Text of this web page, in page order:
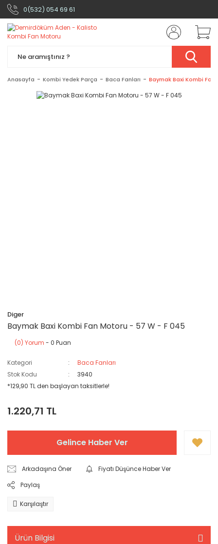
0(532) 054 69 61
Anasayfa Kombi Yedek Parça Baca Fanları Baymak Baxi Kombi
Diger
Baymak Baxi Kombi Fan Motoru - 57 W - F 045
(0) Yorum - 0 Puan
Kategori
Baca Fanları
Stok Kodu
3940
*129,90 TL den başlayan taksitlerle!
1.220,71 TL
Gelince Haber Ver
Arkadaşına Öner
Fiyatı Düşünce Haber Ver
Paylaş
Karşılaştır
Ürün Bilgisi